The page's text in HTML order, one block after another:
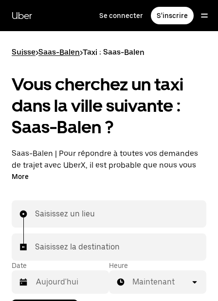
contenu
principal
Uber Se connecter S'inscrire
Suisse>Saas-Balen>Taxi : Saas-Balen
Vous cherchez un taxi
dans la ville suivante :
Saas-Balen ?
Saas-Balen | Pour répondre à toutes vos demandes
de trajet avec UberX, il est probable que nous vous
mettions en relation avec un chauffeur de taxi. Si tel
et 7 j/7), comme avec UberX, et pourrez rejoindre
Dans certaines villes de Suisse, pour vous assurer de
pouvez le demander dans l'application.
More
Saisissez un lieu
Saisissez la destination
Date Heure
Maintenant